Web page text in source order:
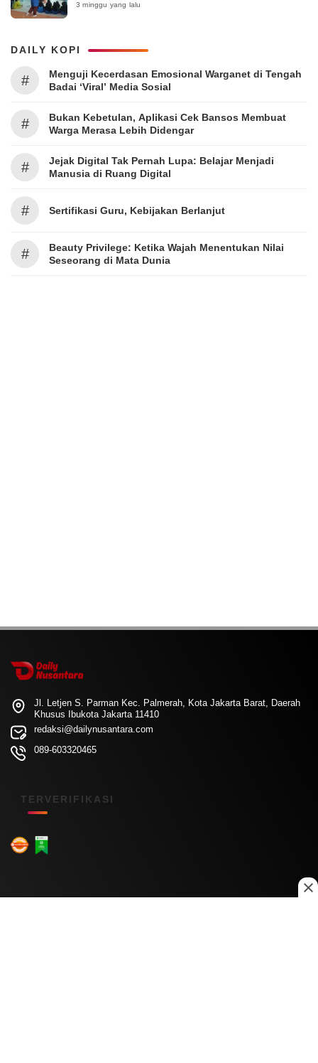
3 minggu yang lalu
DAILY KOPI
#
Menguji Kecerdasan Emosional Warganet di Tengah
Badai ‘Viral’ Media Sosial
#
Bukan Kebetulan, Aplikasi Cek Bansos Membuat
Warga Merasa Lebih Didengar
#
Jejak Digital Tak Pernah Lupa: Belajar Menjadi
Manusia di Ruang Digital
# Sertifikasi Guru, Kebijakan Berlanjut
#
Beauty Privilege: Ketika Wajah Menentukan Nilai
Seseorang di Mata Dunia
Jl. Letjen S. Parman Kec. Palmerah, Kota Jakarta Barat, Daerah
Khusus Ibukota Jakarta 11410
redaksi@dailynusantara.com
089-603320465
TERVERIFIKASI